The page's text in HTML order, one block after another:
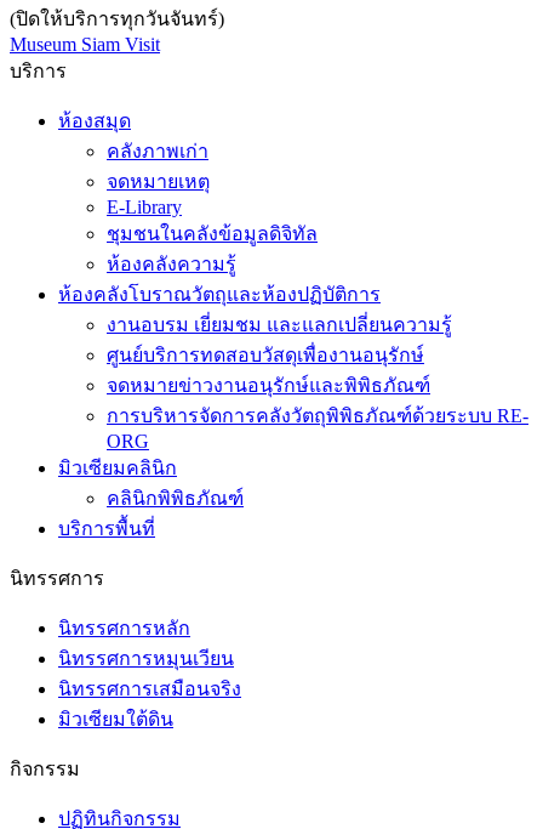
(ปิดให้บริการทุกวันจันทร์)
Museum Siam Visit
บริการ
ห้องสมุด
คลังภาพเก่า
จดหมายเหตุ
E-Library
ชุมชนในคลังข้อมูลดิจิทัล
ห้องคลังความรู้
ห้องคลังโบราณวัตถุและห้องปฏิบัติการ
งานอบรม เยี่ยมชม และแลกเปลี่ยนความรู้
ศูนย์บริการทดสอบวัสดุเพื่องานอนุรักษ์
จดหมายข่าวงานอนุรักษ์และพิพิธภัณฑ์
การบริหารจัดการคลังวัตถุพิพิธภัณฑ์ด้วยระบบ RE-
ORG
มิวเซียมคลินิก
คลินิกพิพิธภัณฑ์
บริการพื้นที่
นิทรรศการ
นิทรรศการหลัก
นิทรรศการหมุนเวียน
นิทรรศการเสมือนจริง
มิวเซียมใต้ดิน
กิจกรรม
ปฏิทินกิจกรรม